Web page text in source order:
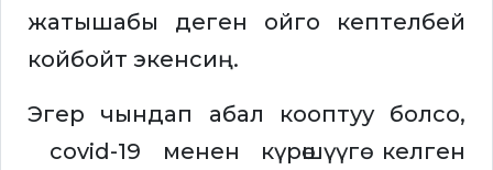
жатышабы деген ойго кептелбей
койбойт экенсиң.
Эгер чындап абал кооптуу болсо,
covid-19 менен күрөшүүгө келген